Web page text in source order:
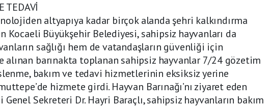
TEDAVİ
altyapıya kadar birçok alanda şehri kalkındırma
Kocaeli Büyükşehir Belediyesi, sahipsiz hayvanları da
sağlığı hem de vatandaşların güvenliği için
alınan barınakta toplanan sahipsiz hayvanlar 7/24 gözetim
bakım ve tedavi hizmetlerinin eksiksiz yerine
hizmete girdi. Hayvan Barınağı’nı ziyaret eden
Sekreteri Dr. Hayri Baraçlı, sahipsiz hayvanların bakım